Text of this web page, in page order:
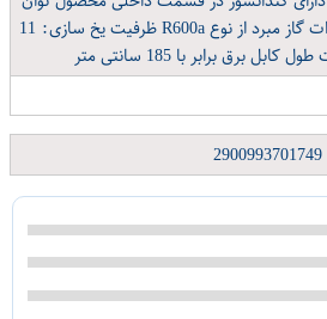
ورودی یخ زدایی برابر با 175 وات گاز مبرد از نوع R600a ظرفیت یخ سازی: 11
2900993701749